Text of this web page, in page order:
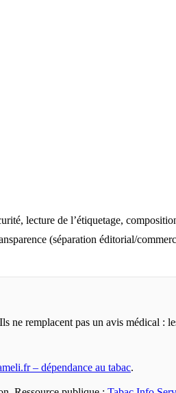
lecture de l’étiquetage,
(séparation éditorial/
ne remplacent pas un avis médical :
– dépendance au tabac.